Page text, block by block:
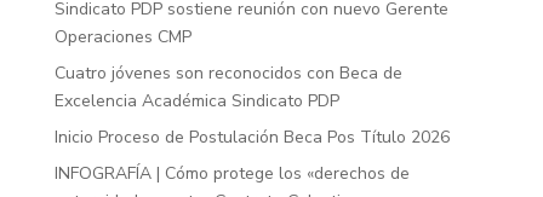
Sindicato PDP sostiene reunión con nuevo Gerente
Operaciones CMP
Cuatro jóvenes son reconocidos con Beca de
Excelencia Académica Sindicato PDP
Inicio Proceso de Postulación Beca Pos Título 2026
INFOGRAFÍA | Cómo protege los «derechos de